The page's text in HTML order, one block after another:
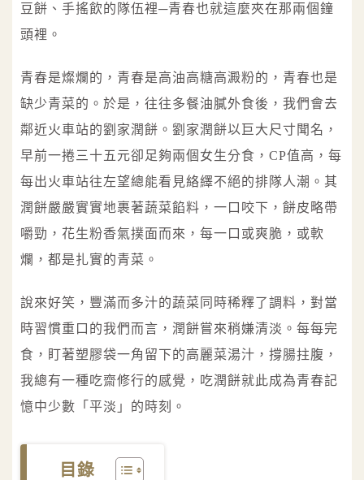
豆餅、手搖飲的隊伍裡─青春也就這麼夾在那兩個鐘
頭裡。
青春是燦爛的，青春是高油高糖高澱粉的，青春也是
缺少青菜的。於是，往往多餐油膩外食後，我們會去
鄰近火車站的劉家潤餅。劉家潤餅以巨大尺寸聞名，
早前一捲三十五元卻足夠兩個女生分食，CP值高，每
每出火車站往左望總能看見絡繹不絕的排隊人潮。其
潤餅嚴嚴實實地裹著蔬菜餡料，一口咬下，餅皮略帶
嚼勁，花生粉香氣撲面而來，每一口或爽脆，或軟
爛，都是扎實的青菜。
說來好笑，豐滿而多汁的蔬菜同時稀釋了調料，對當
時習慣重口的我們而言，潤餅嘗來稍嫌清淡。每每完
食，盯著塑膠袋一角留下的高麗菜湯汁，撐腸拄腹，
我總有一種吃齋修行的感覺，吃潤餅就此成為青春記
憶中少數「平淡」的時刻。
目錄